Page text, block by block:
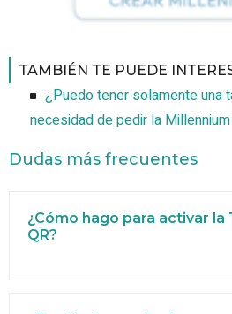
TAMBIÉN TE PUEDE
¿Puedo tener solamente una
necesidad de pedir la
Dudas más frecuentes
¿Cómo hago para activar
QR?